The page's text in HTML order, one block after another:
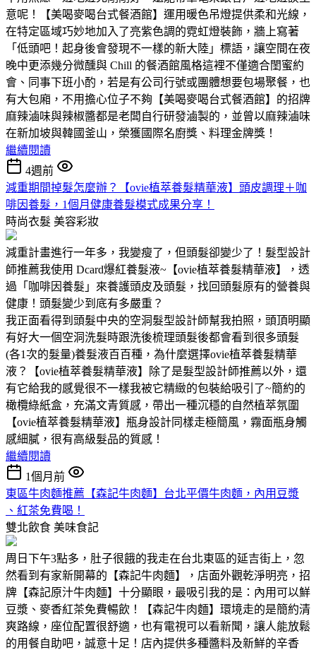
意呢！【美喝麥喝台式餐酒館】運用暖色吊燈提供柔和光線，
在特定區域巧妙地加入了亮紫色調的霓虹燈裝飾，牆上寫著
「低頭吧！起身後會發現不一樣的新大陸」標語，讓空間在夜
晚中更添幾分微醺與 Chill 的餐酒館風格這裡不僅適合閨蜜約
會、同事下班小酌，若是有公司行號或團體想要包場聚餐，也
有大包廂，不用擔心位子不夠【美喝麥喝台式餐酒館】的招牌
麻辣滷味與辣椒醬都是老闆自行研發滷製的，並曾以麻辣滷味
在新加坡與韓國釜山，榮獲國際名廚獎、料理金牌獎！
繼續閱讀
4週前
減重期間掉髮怎麼辦？【ovie植萃養髮精華液】頭皮調理＋咖
啡因養髮，1個月健康養髮模式成果分享！
時尚衣髮 美容彩妝
減重計畫進行一年多，我變瘦了，但頭髮卻變少了！髮型設計
師推薦我使用 Dcard爆紅養髮液~【ovie植萃養髮精華液】，透
過「咖啡因養髮」來養護頭皮及頭髮，找回頭髮原有的營養與
健康！頭髮變少到底有多嚴重？
我正面看得到頭髮中央的空洞髮型設計師幫我拍照，頭頂明顯
有好大一個空洞洗髮時跟洗後梳理頭髮後都會看到很多頭髮
(各1次的髮量)養髮液百百種，為什麼選擇ovie植萃養髮精華
液？【ovie植萃養髮精華液】除了是髮型設計師推薦以外，還
有它給我的感覺很不一樣我被它精緻的包裝給吸引了~簡約的
橄欖綠紙盒，充滿文青質感，帶出一種沉穩的自然植萃氛圍
【ovie植萃養髮精華液】瓶身設計同樣走極簡風，霧面瓶身觸
感細膩，很有高級髮品的質感！
繼續閱讀
1個月前
東區牛肉麵推薦【森記牛肉麵】台北平價牛肉麵，內用豆漿
、紅茶免費喝！
雙北飲食 美味食記
周日下午3點多，肚子很餓的我走在台北東區的延吉街上，忽
然看到有家新開幕的【森記牛肉麵】，店面外觀乾淨明亮，招
牌【森記原汁牛肉麵】十分顯眼，最吸引我的是：內用可以鮮
豆漿、麥香紅茶免費暢飲！【森記牛肉麵】環境走的是簡約清
爽路線，座位配置很舒適，也有電視可以看新聞，讓人能放鬆
的用餐自助吧，誠意十足！店內提供多種醬料及新鮮的辛香